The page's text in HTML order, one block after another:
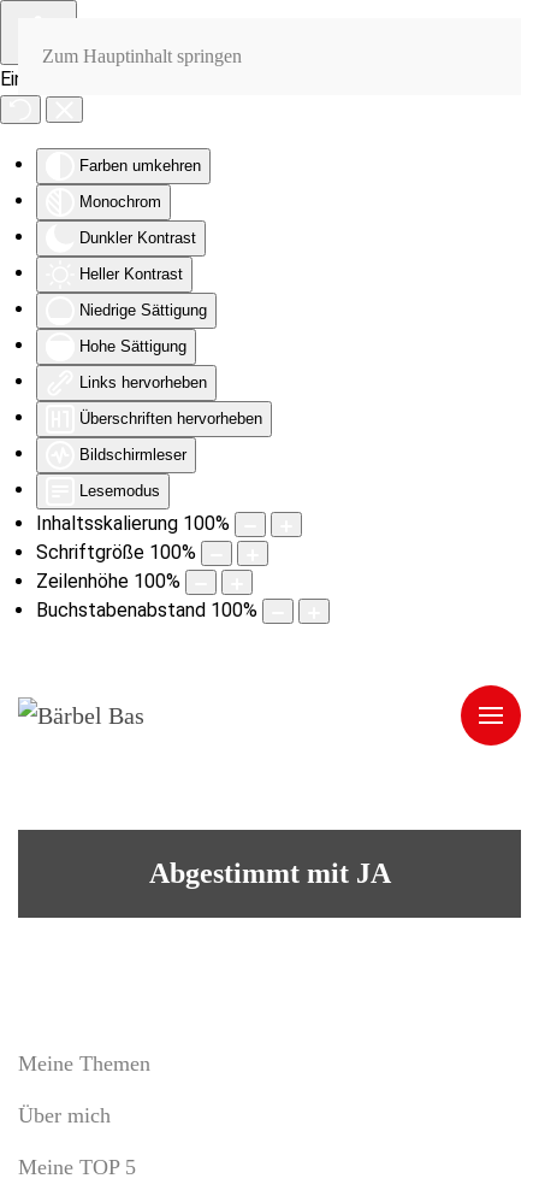
Eingabehilfen öffnen
Farben umkehren
Monochrom
Dunkler Kontrast
Heller Kontrast
Niedrige Sättigung
Hohe Sättigung
Links hervorheben
Überschriften hervorheben
Bildschirmleser
Lesemodus
Inhaltsskalierung 100%
Schriftgröße 100%
Zeilenhöhe 100%
Buchstabenabstand 100%
Zum Hauptinhalt springen
Abgestimmt mit JA
Meine Themen
Über mich
Meine TOP 5